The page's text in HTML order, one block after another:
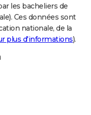
les bacheliers de
Ces données sont
nationale, de la
plus d'informations).